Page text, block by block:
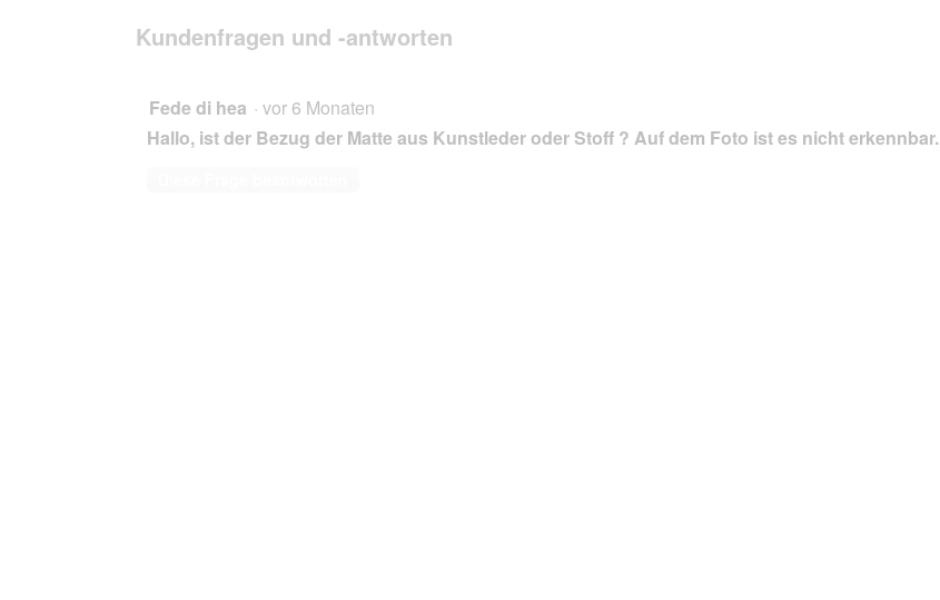
geöffnet.Medic
schwarz/
graphit
1
durchsuchen
Kundenfragen und -antworten
Fede di hea · vor 6 Monaten
Hallo, ist der Bezug der Matte aus Kunstleder oder Stoff ? Auf dem Foto ist es nicht erkennbar.